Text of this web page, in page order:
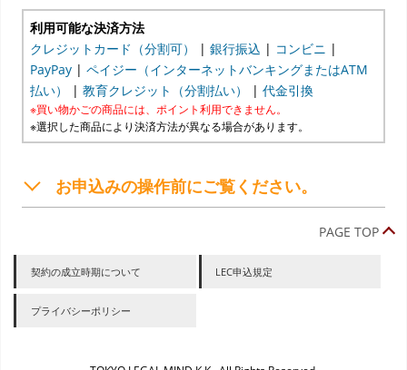
利用可能な決済方法
クレジットカード（分割可）
| 銀行振込 | コンビニ |
PayPay| ペイジー（インターネットバンキングまたはATM
払い）
| 教育クレジット（分割払い） | 代金引換
※買い物かごの商品には、ポイント利用できません。
※選択した商品により決済方法が異なる場合があります。
お申込みの操作前にご覧ください。
PAGE TOP
契約の成立時期について LEC申込規定
プライバシーポリシー